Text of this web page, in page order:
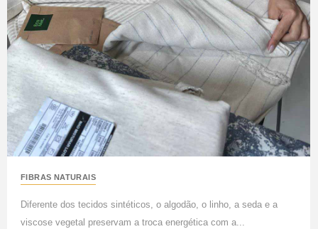
FIBRAS NATURAIS
Diferente dos tecidos sintéticos, o algodão, o linho, a seda e a
viscose vegetal preservam a troca energética com a...